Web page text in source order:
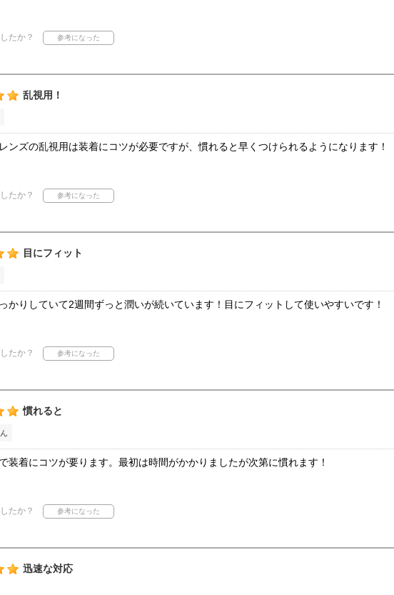
たか？
乱視用！
ンズの乱視用は装着にコツが必要ですが、慣れると早くつけられるようになります！
たか？
目にフィット
かりしていて2週間ずっと潤いが続いています！目にフィットして使いやすいです！
たか？
慣れると
装着にコツが要ります。最初は時間がかかりましたが次第に慣れます！
たか？
迅速な対応